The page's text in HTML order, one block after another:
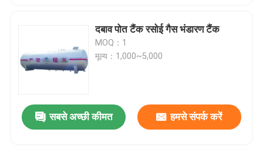
दबाव पोत टैंक रसोई गैस भंडारण टैंक
MOQ：1
मूल्य：1,000~5,000
सबसे अच्छी कीमत हमसे संपर्क करें